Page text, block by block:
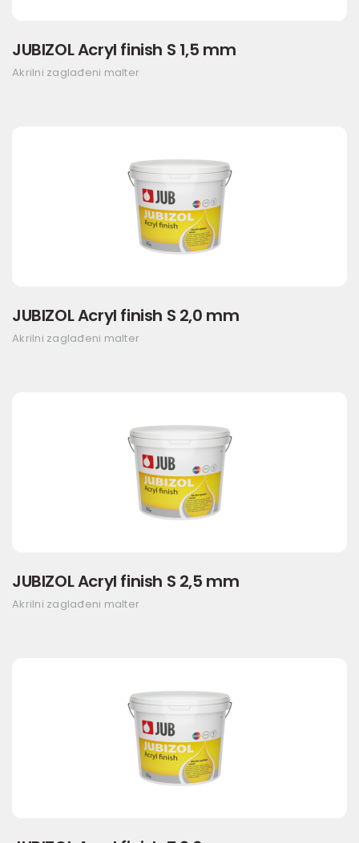
JUBIZOL Acryl finish S 1,5 mm
Akrilni zaglađeni malter
JUBIZOL Acryl finish S 2,0 mm
Akrilni zaglađeni malter
JUBIZOL Acryl finish S 2,5 mm
Akrilni zaglađeni malter